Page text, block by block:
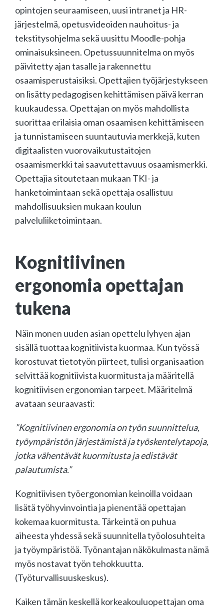
opintojen seuraamiseen, uusi intranet ja HR-
järjestelmä, opetusvideoiden nauhoitus- ja
tekstitysohjelma sekä uusittu Moodle-pohja
ominaisuksineen. Opetussuunnitelma on myös
päivitetty ajan tasalle ja rakennettu
osaamisperustaisiksi. Opettajien työjärjestykseen
on lisätty pedagogisen kehittämisen päivä kerran
kuukaudessa. Opettajan on myös mahdollista
suorittaa erilaisia oman osaamisen kehittämiseen
ja tunnistamiseen suuntautuvia merkkejä, kuten
digitaalisten vuorovaikutustaitojen
osaamismerkki tai saavutettavuus osaamismerkki.
Opettajia sitoutetaan mukaan TKI- ja
hanketoimintaan sekä opettaja osallistuu
mahdollisuuksien mukaan koulun
palveluliiketoimintaan.
Kognitiivinen
ergonomia opettajan
tukena
Näin monen uuden asian opettelu lyhyen ajan
sisällä tuottaa kognitiivista kuormaa. Kun työssä
korostuvat tietotyön piirteet, tulisi organisaation
selvittää kognitiivista kuormitusta ja määritellä
kognitiivisen ergonomian tarpeet. Määritelmä
avataan seuraavasti:
”Kognitiivinen ergonomia on työn suunnittelua,
työympäristön järjestämistä ja työskentelytapoja,
jotka vähentävät kuormitusta ja edistävät
palautumista.”
Kognitiivisen työergonomian keinoilla voidaan
lisätä työhyvinvointia ja pienentää opettajan
kokemaa kuormitusta. Tärkeintä on puhua
aiheesta yhdessä sekä suunnitella työolosuhteita
ja työympäristöä. Työnantajan näkökulmasta nämä
myös nostavat työn tehokkuutta.
(Työturvallisuuskeskus).
Kaiken tämän keskellä korkeakouluopettajan oma